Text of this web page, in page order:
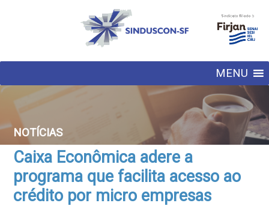
MENU
NOTÍCIAS
Caixa Econômica adere a
programa que facilita acesso ao
crédito por micro empresas